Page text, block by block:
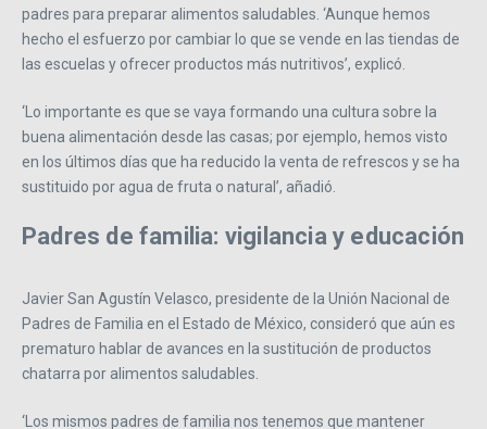
padres para preparar alimentos saludables. ‘Aunque hemos
hecho el esfuerzo por cambiar lo que se vende en las tiendas de
las escuelas y ofrecer productos más nutritivos’, explicó.
‘Lo importante es que se vaya formando una cultura sobre la
buena alimentación desde las casas; por ejemplo, hemos visto
en los últimos días que ha reducido la venta de refrescos y se ha
sustituido por agua de fruta o natural’, añadió.
Padres de familia: vigilancia y educación
Javier San Agustín Velasco, presidente de la Unión Nacional de
Padres de Familia en el Estado de México, consideró que aún es
prematuro hablar de avances en la sustitución de productos
chatarra por alimentos saludables.
‘Los mismos padres de familia nos tenemos que mantener